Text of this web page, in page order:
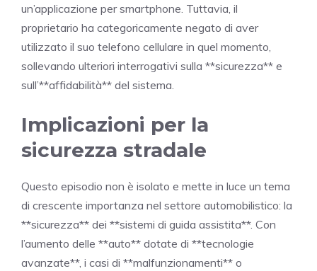
un’applicazione per smartphone. Tuttavia, il
proprietario ha categoricamente negato di aver
utilizzato il suo telefono cellulare in quel momento,
sollevando ulteriori interrogativi sulla **sicurezza** e
sull’**affidabilità** del sistema.
Implicazioni per la
sicurezza stradale
Questo episodio non è isolato e mette in luce un tema
di crescente importanza nel settore automobilistico: la
**sicurezza** dei **sistemi di guida assistita**. Con
l’aumento delle **auto** dotate di **tecnologie
avanzate**, i casi di **malfunzionamenti** o